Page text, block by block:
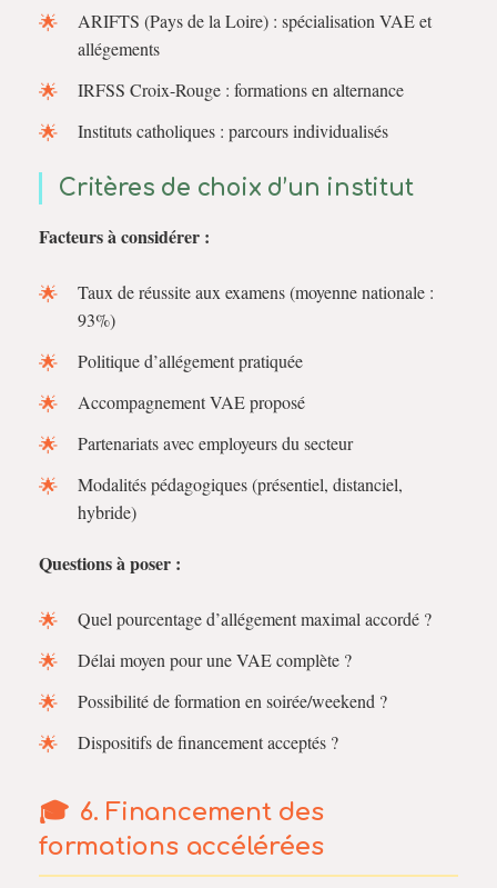
ARIFTS (Pays de la Loire) : spécialisation VAE et
allégements
IRFSS Croix-Rouge : formations en alternance
Instituts catholiques : parcours individualisés
Critères de choix d’un institut
Facteurs à considérer :
Taux de réussite aux examens (moyenne nationale :
93%)
Politique d’allégement pratiquée
Accompagnement VAE proposé
Partenariats avec employeurs du secteur
Modalités pédagogiques (présentiel, distanciel,
hybride)
Questions à poser :
Quel pourcentage d’allégement maximal accordé ?
Délai moyen pour une VAE complète ?
Possibilité de formation en soirée/weekend ?
Dispositifs de financement acceptés ?
6. Financement des
formations accélérées